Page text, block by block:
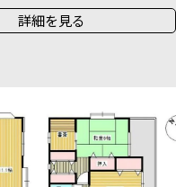
詳細を見る